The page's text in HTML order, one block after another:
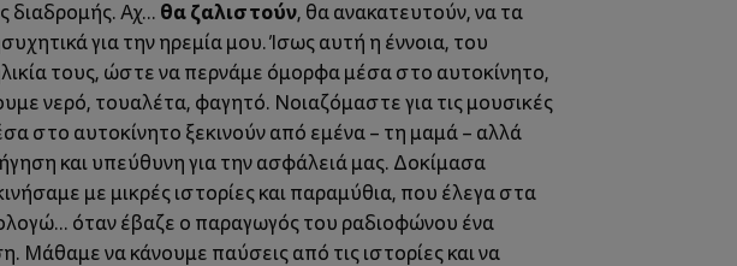
διαδρομής. Αχ... θα ζαλιστούν, θα ανακατευτούν, να τα
για την ηρεμία μου. Ίσως αυτή η έννοια, του
τους, ώστε να περνάμε όμορφα μέσα στο αυτοκίνητο,
νερό, τουαλέτα, φαγητό. Νοιαζόμαστε για τις μουσικές
στο αυτοκίνητο ξεκινούν από εμένα – τη μαμά – αλλά
και υπεύθυνη για την ασφάλειά μας. Δοκίμασα
με μικρές ιστορίες και παραμύθια, που έλεγα στα
όταν έβαζε ο παραγωγός του ραδιοφώνου ένα
να κάνουμε παύσεις από τις ιστορίες και να